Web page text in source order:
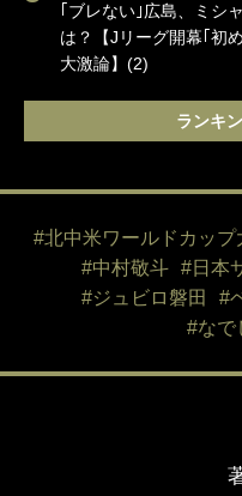
｢ブレない｣広島、ミシ
は？【Jリーグ開幕｢初
大激論】(2)
ランキ
#北中米ワールドカップ
#中村敬斗
#日本
#ジュビロ磐田
#
#なで